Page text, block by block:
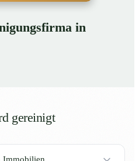
in
gereinigt